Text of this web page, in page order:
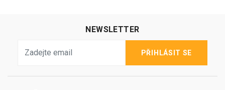
NEWSLETTER
PŘIHLÁSIT SE